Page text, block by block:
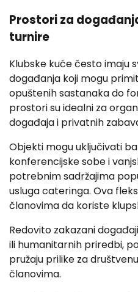
Prostori za
turnire
Klubske kuće često imaju
događanja koji mogu
opuštenih sastanaka do
prostori su idealni za
događaja i privatnih
Objekti mogu uključivati
konferencijske sobe i
potrebnim sadržajima
usluga cateringa. Ova
članovima da koriste
Redovito zakazani
ili humanitarnih priredbi,
pružaju prilike za
članovima.